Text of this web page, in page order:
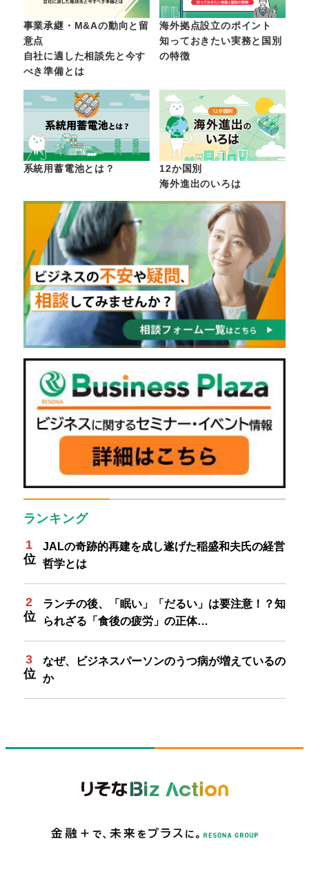
事業承継・M&Aの動向と留
意点
自社に適した相談先と今す
べき準備とは
海外拠点設立のポイント
知っておきたい実務と国別
の特徴
系統用蓄電池とは？
12か国別
海外進出のいろは
ランキング
JALの奇跡的再建を成し遂げた稲盛和夫氏の経営
哲学とは
ランチの後、「眠い」「だるい」は要注意！？知
られざる「食後の疲労」の正体…
なぜ、ビジネスパーソンのうつ病が増えているの
か